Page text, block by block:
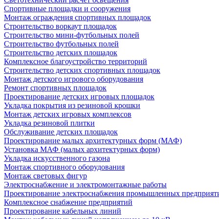
Спортивные площадки и сооружения
Монтаж ограждения спортивных площадок
Строительство воркаут площадок
Строительство мини-футбольных полей
Строительство футбольных полей
Строительство детских площадок
Комплексное благоустройство территорий
Строительство детских спортивных площадок
Монтаж детского игрового оборудования
Ремонт спортивных площадок
Проектирование детских игровых площадок
Укладка покрытия из резиновой крошки
Монтаж детских игровых комплексов
Укладка резиновой плитки
Обслуживание детских площадок
Проектирование малых архитектурных форм (МАФ)
Установка МАФ (малых архитектурных форм)
Укладка искусственного газона
Монтаж спортивного оборудования
Монтаж световых фигур
Электроснабжение и электромонтажные работы
Проектирование электроснабжения промышленных
Комплексное снабжение предприятий
Проектирование кабельных линий